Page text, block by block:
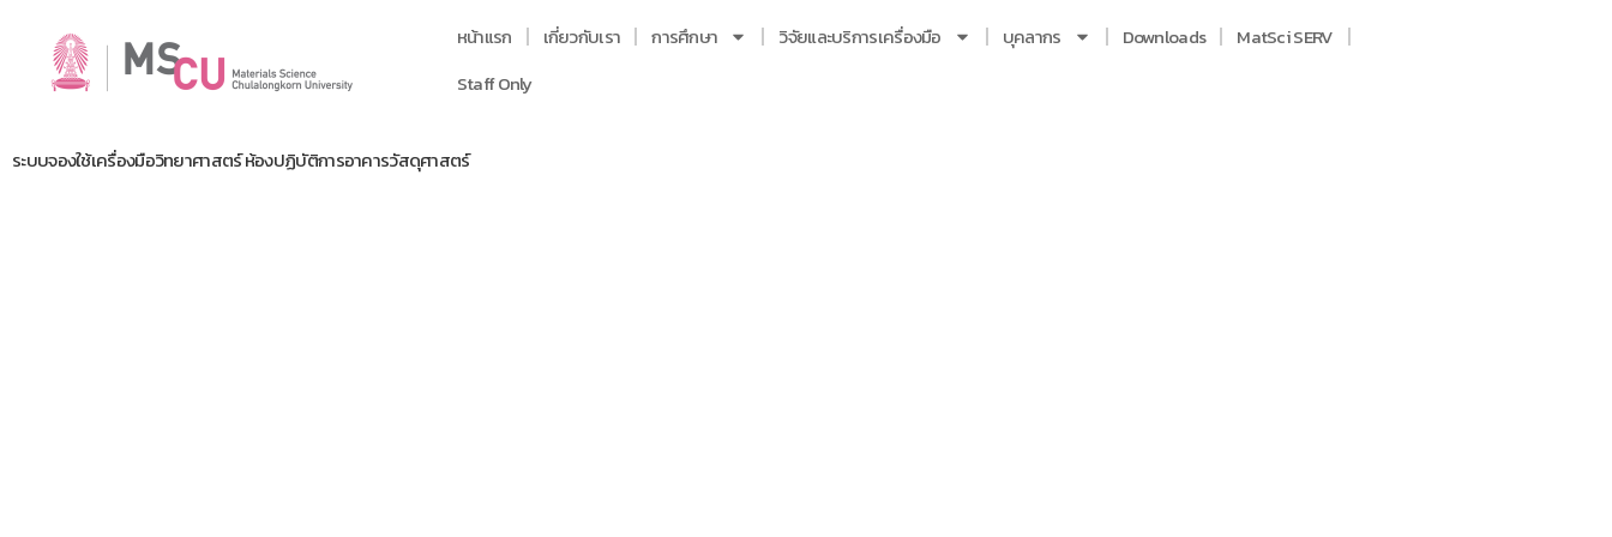
หน้าแรก เกี่ยวกับเรา การศึกษา วิจัยและบริการเครื่องมือ บุคลากร Downloads
MatSci SERV
Staff Only
ระบบจองใช้เครื่องมือวิทยาศาสตร์ ห้องปฏิบัติการอาคารวัสดุศาสตร์